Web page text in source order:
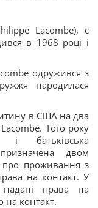
Lacombe), є
в 1968 році і
одружився з
народилася
в США на два
Того року
батьківська
двом
про проживання з
на контакт. У
права на
на контакт.